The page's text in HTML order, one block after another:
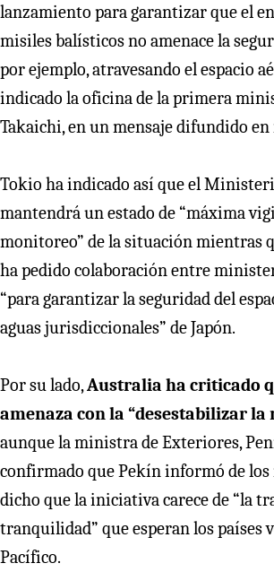
lanzamiento para garantizar que el
misiles balísticos no amenace la
por ejemplo, atravesando el espacio
indicado la oficina de la primera
Takaichi, en un mensaje difundido en
Tokio ha indicado así que el
mantendrá un estado de “máxima
monitoreo” de la situación mientras
ha pedido colaboración entre
“para garantizar la seguridad del
aguas jurisdiccionales” de Japón.
Por su lado,Australia ha criticado
amenaza con la “desestabilizar la
aunque la ministra de Exteriores,
confirmado que Pekín informó de
dicho que la iniciativa carece de “la
tranquilidad” que esperan los países
Pacífico.